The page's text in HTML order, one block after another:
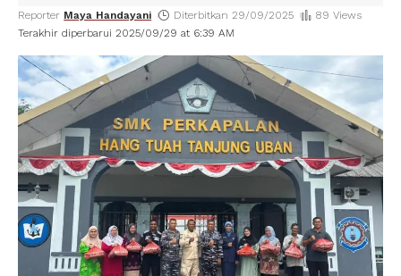
Terakhir diperbarui 2025/09/29 at 6:39 AM
Reporter Maya Handayani Diterbitkan 29/09/2025 89 Views